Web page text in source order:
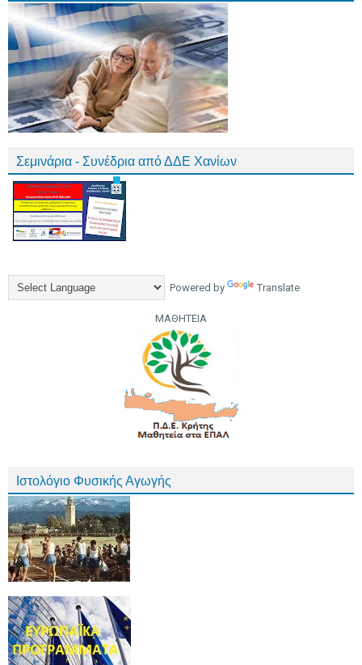
Σεμινάρια - Συνέδρια από ΔΔΕ Χανίων
Powered by Translate
ΜΑΘΗΤΕΙΑ
Ιστολόγιο Φυσικής Αγωγής